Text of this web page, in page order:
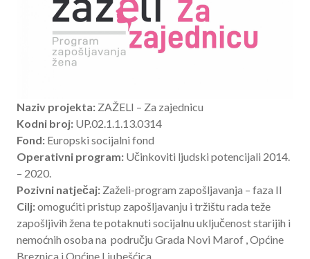
Naziv projekta: ZAŽELI – Za zajednicu
Kodni broj: UP.02.1.1.13.0314
Fond: Europski socijalni fond
Operativni program: Učinkoviti ljudski potencijali 2014.
– 2020.
Pozivni natječaj: Zaželi-program zapošljavanja – faza II
Cilj:omogućiti pristup zapošljavanju i tržištu rada teže
zapošljivih žena te potaknuti socijalnu uključenost starijih i
nemoćnih osoba na području Grada Novi Marof , Općine
Breznica i Općine Ljubešćica